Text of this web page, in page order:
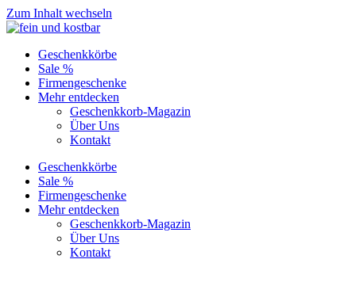
Zum Inhalt wechseln
Geschenkkörbe
Sale %
Firmengeschenke
Mehr entdecken
Geschenkkorb-Magazin
Über Uns
Kontakt
Geschenkkörbe
Sale %
Firmengeschenke
Mehr entdecken
Geschenkkorb-Magazin
Über Uns
Kontakt